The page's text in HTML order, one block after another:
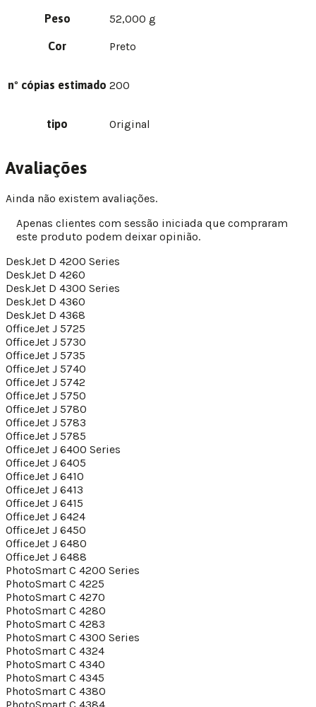
Peso 52,000 g
Cor Preto
nº cópias estimado 200
tipo Original
Avaliações
Ainda não existem avaliações.
Apenas clientes com sessão iniciada que compraram
este produto podem deixar opinião.
DeskJet D 4200 Series
DeskJet D 4260
DeskJet D 4300 Series
DeskJet D 4360
DeskJet D 4368
OfficeJet J 5725
OfficeJet J 5730
OfficeJet J 5735
OfficeJet J 5740
OfficeJet J 5742
OfficeJet J 5750
OfficeJet J 5780
OfficeJet J 5783
OfficeJet J 5785
OfficeJet J 6400 Series
OfficeJet J 6405
OfficeJet J 6410
OfficeJet J 6413
OfficeJet J 6415
OfficeJet J 6424
OfficeJet J 6450
OfficeJet J 6480
OfficeJet J 6488
PhotoSmart C 4200 Series
PhotoSmart C 4225
PhotoSmart C 4270
PhotoSmart C 4280
PhotoSmart C 4283
PhotoSmart C 4300 Series
PhotoSmart C 4324
PhotoSmart C 4340
PhotoSmart C 4345
PhotoSmart C 4380